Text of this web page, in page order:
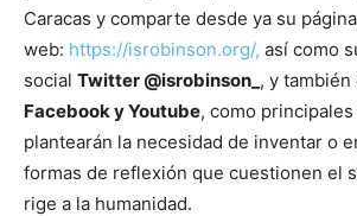
Caracas y comparte desde ya su página
web: https://isrobinson.org/, así como
social Twitter @isrobinson_ , y también
Facebook y Youtube, como
plantearán la necesidad de inventar o
formas de reflexión que cuestionen el
rige a la humanidad.